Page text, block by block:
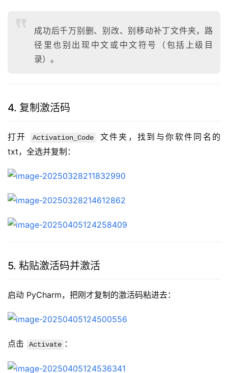
成功后千万别删、别改、别移动补丁文件夹，路
径里也别出现中文或中文符号（包括上级目
录）。
4. 复制激活码
打开 Activation_Code
文件夹，找到与你软件同名的
txt，全选并复制：
5. 粘贴激活码并激活
启动 PyCharm，把刚才复制的激活码粘进去：
点击 Activate ：